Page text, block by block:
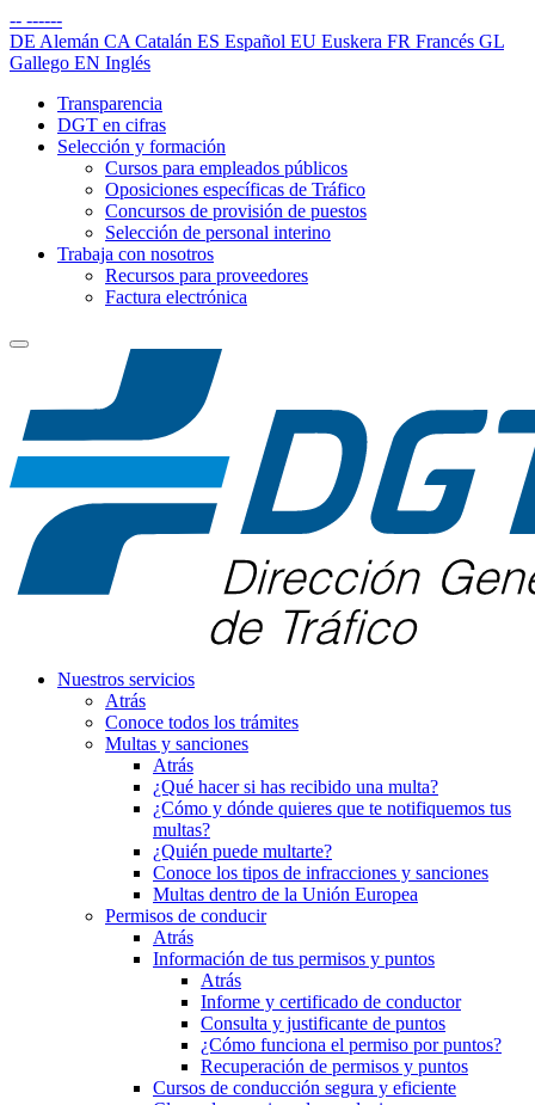
-- ------
DE Alemán CA Catalán ES Español EU Euskera FR Francés GL
Gallego EN Inglés
Transparencia
DGT en cifras
Selección y formación
Cursos para empleados públicos
Oposiciones específicas de Tráfico
Concursos de provisión de puestos
Selección de personal interino
Trabaja con nosotros
Recursos para proveedores
Factura electrónica
Nuestros servicios
Atrás
Conoce todos los trámites
Multas y sanciones
Atrás
¿Qué hacer si has recibido una multa?
¿Cómo y dónde quieres que te notifiquemos tus
multas?
¿Quién puede multarte?
Conoce los tipos de infracciones y sanciones
Multas dentro de la Unión Europea
Permisos de conducir
Atrás
Información de tus permisos y puntos
Atrás
Informe y certificado de conductor
Consulta y justificante de puntos
¿Cómo funciona el permiso por puntos?
Recuperación de permisos y puntos
Cursos de conducción segura y eficiente